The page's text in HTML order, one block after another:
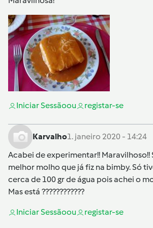
Iniciar Sessãoou registar-se
Karvalho1. janeiro 2020 - 14:24
Acabei de experimentar!! Maravilhoso!!
melhor molho que já fiz na bimby. Só
cerca de 100 gr de água pois achei o
Mas está ????????????
Iniciar Sessãoou registar-se